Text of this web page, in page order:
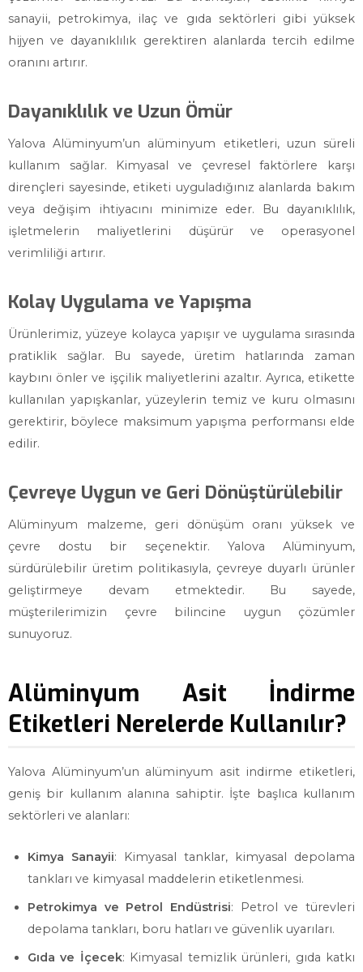
sanayii, petrokimya, ilaç ve gıda sektörleri gibi yüksek
hijyen ve dayanıklılık gerektiren alanlarda tercih edilme
oranını artırır.
Dayanıklılık ve Uzun Ömür
Yalova Alüminyum’un alüminyum etiketleri, uzun süreli
kullanım sağlar. Kimyasal ve çevresel faktörlere karşı
dirençleri sayesinde, etiketi uyguladığınız alanlarda bakım
veya değişim ihtiyacını minimize eder. Bu dayanıklılık,
işletmelerin maliyetlerini düşürür ve operasyonel
verimliliği artırır.
Kolay Uygulama ve Yapışma
Ürünlerimiz, yüzeye kolayca yapışır ve uygulama sırasında
pratiklik sağlar. Bu sayede, üretim hatlarında zaman
kaybını önler ve işçilik maliyetlerini azaltır. Ayrıca, etikette
kullanılan yapışkanlar, yüzeylerin temiz ve kuru olmasını
gerektirir, böylece maksimum yapışma performansı elde
edilir.
Çevreye Uygun ve Geri Dönüştürülebilir
Alüminyum malzeme, geri dönüşüm oranı yüksek ve
çevre dostu bir seçenektir. Yalova Alüminyum,
sürdürülebilir üretim politikasıyla, çevreye duyarlı ürünler
geliştirmeye devam etmektedir. Bu sayede,
müşterilerimizin çevre bilincine uygun çözümler
sunuyoruz.
Alüminyum Asit İndirme
Etiketleri Nerelerde Kullanılır?
Yalova Alüminyum’un alüminyum asit indirme etiketleri,
geniş bir kullanım alanına sahiptir. İşte başlıca kullanım
sektörleri ve alanları:
Kimya Sanayii: Kimyasal tanklar, kimyasal depolama
tankları ve kimyasal maddelerin etiketlenmesi.
Petrokimya ve Petrol Endüstrisi: Petrol ve türevleri
depolama tankları, boru hatları ve güvenlik uyarıları.
Gıda ve İçecek: Kimyasal temizlik ürünleri, gıda katkı